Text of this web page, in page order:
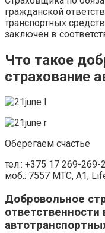
гражданской
транспортных
заключен в
Что такое
страхование
Оберегаем счастье
тел.: +375 17 269-269-2
моб.: 7557 МТС, A1,
Добровольное
ответственности